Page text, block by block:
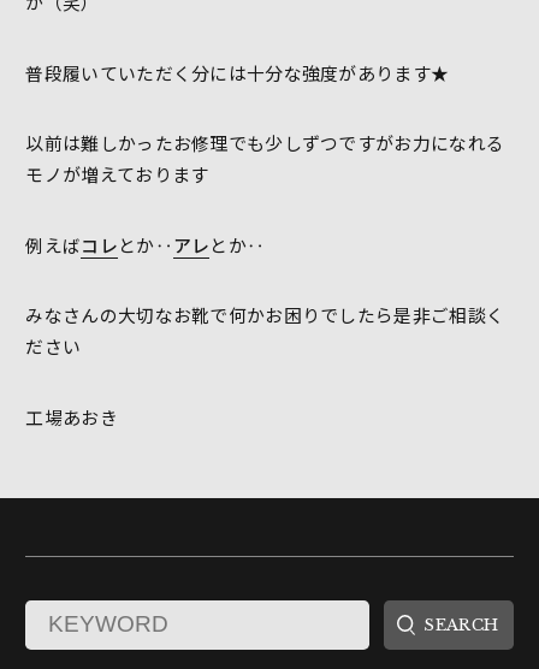
普段履いていただく分には十分な強度があります★
以前は難しかったお修理でも少しずつですがお力になれる
モノが増えております
例えばコレとか‥アレとか‥
みなさんの大切なお靴で何かお困りでしたら是非ご相談く
ださい
工場あおき